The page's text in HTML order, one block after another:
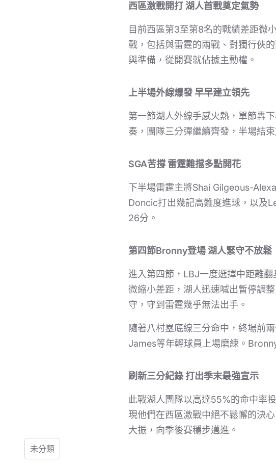
西區激戰開打 湖人首戰奠定氣勢
目前西區第3至第8名的戰績差距微
戰，包括與雷霆的兩戰、對獨行俠
與準備，從開賽就佔據主動權。
上半場外線爆發 早早建立領先
第一節湖人外線手感火熱，單節轟
奏，團隊三分彈繼續齊發，半場結
SGA苦撐 雷霆難擋多點開花
下半場雷霆主將Shai Gilgeous-
Doncic打出幾記高難度進球，以及
26分。
第四節Bronny登場 湖人緊守不放鬆
進入第四節，LBJ一度選擇中距離
微縮小差距，湖人迅速喊出暫停調
守，守到雷霆幾乎無法出手。
隨著八村塁底線三分命中，終場前
James等年輕球員上場磨練。
刷新三分紀錄 打出季末最強宣示
此戰湖人團隊以高達55%的命中率
現他們在西區激戰中絕不鬆懈的決
大振，向季後賽穩步邁進。
未分類